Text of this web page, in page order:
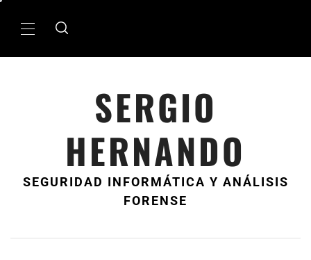
MenÃº
SERGIO
HERNANDO
SEGURIDAD INFORMÁTICA Y ANÁLISIS
FORENSE